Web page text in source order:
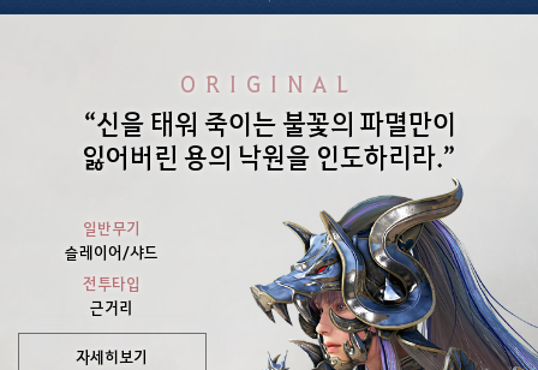
ORIGINAL
“신을 태워 죽이는 불꽃의 파멸만이
잃어버린 용의 낙원을 인도하리라.”
일반무기
슬레이어/샤드
전투타입
근거리
자세히보기